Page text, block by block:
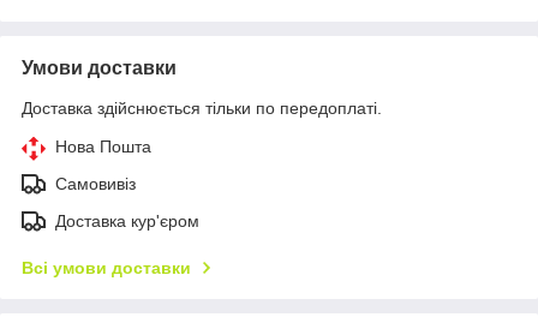
Умови доставки
Доставка здійснюється тільки по передоплаті.
Нова Пошта
Самовивіз
Доставка кур'єром
Всі умови доставки